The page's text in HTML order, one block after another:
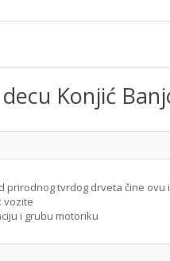
Konjić
prirodnog tvrdog drveta čine ovu
vozite
i grubu motoriku